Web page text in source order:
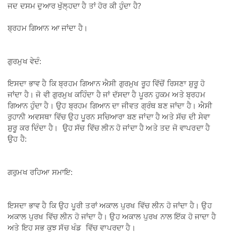
ਜਦ ਦਸਮ ਦੁਆਰ ਖੁੱਲ੍ਹਦਾ ਹੈ ਤਾਂ ਹੋਰ ਕੀ ਹੁੰਦਾ ਹੈ?
ਬ੍ਰਹਮ ਗਿਆਨ ਆ ਜਾਂਦਾ ਹੈ।
ਗੁਰਮੁਖ ਵੇਦੰ:
ਇਸਦਾ ਭਾਵ ਹੈ ਕਿ ਬ੍ਰਹਮ ਗਿਆਨ ਐਸੀ ਗੁਰਮੁਖ ਰੂਹ ਵਿੱਚੋਂ ਰਿਸਣਾ ਸ਼ੁਰੂ ਹੋ
ਜਾਂਦਾ ਹੈ। ਜੋ ਵੀ ਗੁਰਮੁਖ ਕਹਿੰਦਾ ਹੈ ਜਾਂ ਦੱਸਦਾ ਹੈ ਪੂਰਨ ਹੁਕਮ ਅਤੇ ਬ੍ਰਹਮ
ਗਿਆਨ ਹੁੰਦਾ ਹੈ। ਉਹ ਬ੍ਰਹਮ ਗਿਆਨ ਦਾ ਜੀਵਤ ਗ੍ਰੰਥ ਬਣ ਜਾਂਦਾ ਹੈ। ਐਸੀ
ਰੁਹਾਨੀ ਅਵਸਥਾ ਵਿੱਚ ਉਹ ਪੂਰਨ ਸਚਿਆਰਾ ਬਣ ਜਾਂਦਾ ਹੈ ਅਤੇ ਸੱਚ ਦੀ ਸੇਵਾ
ਸ਼ੁਰੂ ਕਰ ਦਿੰਦਾ ਹੈ। ਉਹ ਸੱਚ ਵਿੱਚ ਲੀਨ ਹੋ ਜਾਂਦਾ ਹੈ ਅਤੇ ਤਦ ਜੋ ਵਾਪਰਦਾ ਹੈ
ਉਹ ਹੈ:
ਗਰੁਮਖ ਰਹਿਆ ਸਮਾਇ:
ਇਸਦਾ ਭਾਵ ਹੈ ਕਿ ਉਹ ਪੂਰੀ ਤਰਾਂ ਅਕਾਲ ਪੁਰਖ ਵਿੱਚ ਲੀਨ ਹੋ ਜਾਂਦਾ ਹੈ। ਉਹ
ਅਕਾਲ ਪੁਰਖ ਵਿੱਚ ਲੀਨ ਹੋ ਜਾਂਦਾ ਹੈ। ਉਹ ਅਕਾਲ ਪੁਰਖ ਨਾਲ ਇੱਕ ਹੋ ਜਾਦਾ ਹੈ
ਅਤੇ ਇਹ ਸਭ ਕੁਝ ਸੱਚ ਖੰਡ ਵਿੱਚ ਵਾਪਰਦਾ ਹੈ।